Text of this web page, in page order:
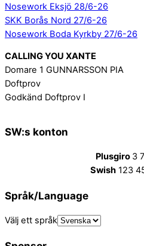
Nosework Eksjö 28/6-26
SKK Borås Nord 27/6-26
Nosework Boda Kyrkby 27/6-26
CALLING YOU XANTE
Domare 1 GUNNARSSON PIA
Doftprov
Godkänd Doftprov I
SW:s konton
Plusgiro 3
Swish123
Språk/Language
Välj ett språk